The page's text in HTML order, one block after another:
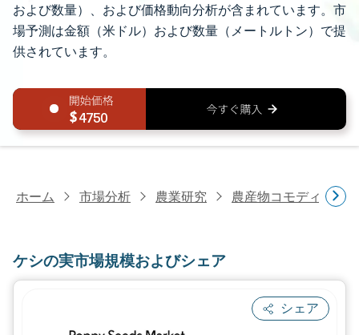
および数量）、および価格動向分析が含まれています。市
場予測は金額（米ドル）および数量（メートルトン）で提
供されています。
4750
ホーム 市場分析 農業研究 農産物コモディティ
ケシの実市場規模およびシェア
シェア